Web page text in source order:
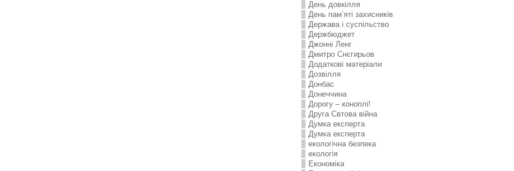
День довкілля
День пам’яті захисників
Держава і суспільство
Держбюджет
Джонні Ленг
Дмитро Снєгирьов
Додаткові матеріали
Дозвілля
Донбас
Донеччина
Дорогу – коноплі!
Друга Свтова війна
Думка експерта
Думка експерта
екологічна безпека
екологія
Економіка